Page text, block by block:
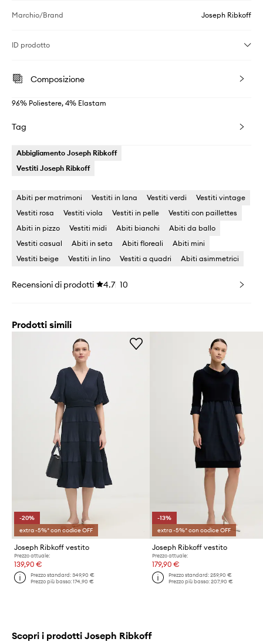
Marchio/Brand Joseph Ribkoff
ID prodotto
Composizione
96% Poliestere, 4% Elastam
Tag
Abbigliamento Joseph Ribkoff
Vestiti Joseph Ribkoff
Abiti per matrimoni Vestiti in lana Vestiti verdi
Vestiti vintage
Vestiti rosa
Vestiti viola Vestiti in pelle
Vestiti con paillettes
Abiti in pizzo
Vestiti midi Abiti bianchi
Abiti da ballo
Vestiti casual
Abiti in seta Abiti floreali
Abiti mini
Vestiti beige
Vestiti in lino Vestiti a quadri Abiti asimmetrici
Recensioni di prodotti 4.7 10
Prodotti simili
-20%
extra -5%* con codice OFF
Joseph Ribkoff vestito
Prezzo attuale:
139,90 €
Prezzo standard:349,90 €
Prezzo più basso:174,90 €
-13%
extra -5%* con codice OFF
Joseph Ribkoff vestito
Prezzo attuale:
179,90 €
Prezzo standard: 259,90 €
Prezzo più basso: 207,90 €
Scopri i prodotti Joseph Ribkoff